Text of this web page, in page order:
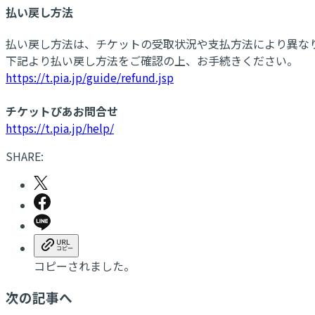
払い戻し方法
払い戻し方法は、チケットの受取状況や支払方法により異な
下記より払い戻し方法をご確認の上、お手続きください。
https://t.pia.jp/guide/refund.jsp
チケットぴあお問合せ
https://t.pia.jp/help/
SHARE:
コピーされました。
次の記事へ